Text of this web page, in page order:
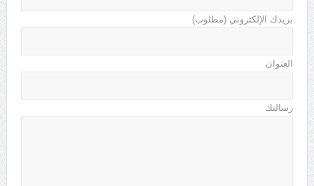
بريدك الإلكتروني (مطلوب)
العنوان
رسالتك